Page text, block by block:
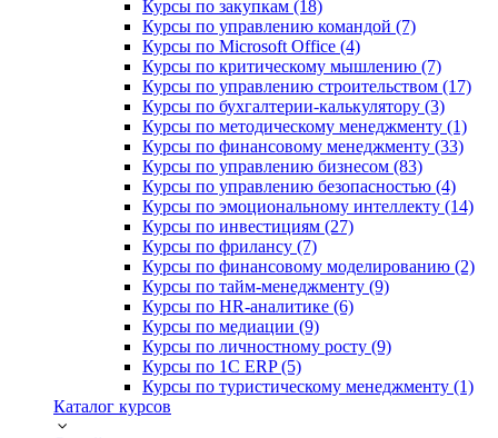
Курсы по закупкам (18)
Курсы по управлению командой (7)
Курсы по Microsoft Office (4)
Курсы по критическому мышлению (7)
Курсы по управлению строительством (17)
Курсы по бухгалтерии-калькулятору (3)
Курсы по методическому менеджменту (1)
Курсы по финансовому менеджменту (33)
Курсы по управлению бизнесом (83)
Курсы по управлению безопасностью (4)
Курсы по эмоциональному интеллекту (14)
Курсы по инвестициям (27)
Курсы по фрилансу (7)
Курсы по финансовому моделированию (2)
Курсы по тайм-менеджменту (9)
Курсы по HR-аналитике (6)
Курсы по медиации (9)
Курсы по личностному росту (9)
Курсы по 1С ERP (5)
Курсы по туристическому менеджменту (1)
Каталог курсов